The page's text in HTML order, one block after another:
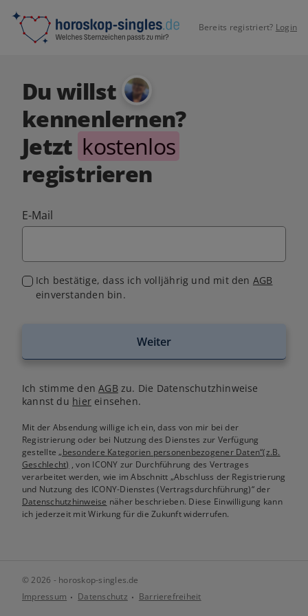
Bereits registriert? Login
Du willst
kennenlernen?
Jetzt kostenlos
registrieren
E-Mail
Ich bestätige, dass ich volljährig und mit den AGB
einverstanden bin.
Weiter
Ich stimme denAGB zu. Die Datenschutzhinweise
kannst du hiereinsehen.
Mit der Absendung willige ich ein, dass von mir bei der
Registrierung oder bei Nutzung des Dienstes zur Verfügung
gestellte„besondere Kategorien personenbezogener Daten“(z.B.
Geschlecht) , von ICONY zur Durchführung des Vertrages
verarbeitet werden, wie im Abschnitt „Abschluss der Registrierung
und Nutzung des ICONY-Dienstes (Vertragsdurchführung)“ der
Datenschutzhinweise näher beschrieben. Diese Einwilligung kann
ich jederzeit mit Wirkung für die Zukunft widerrufen.
© 2026 - horoskop-singles.de
Impressum
Datenschutz Barrierefreiheit